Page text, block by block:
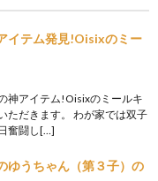
イテム発見!Oisixのミー
神アイテム!Oisixのミールキ
ただきます。 わが家では双子
奮闘し[…]
ゆうちゃん（第３子）の